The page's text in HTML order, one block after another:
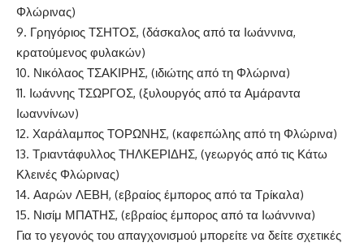
Φλώρινας)
9. Γρηγόριος ΤΣΗΤΟΣ, (δάσκαλος από τα Ιωάννινα,
κρατούμενος φυλακών)
10. Νικόλαος ΤΣΑΚΙΡΗΣ, (ιδιώτης από τη Φλώρινα)
11. Ιωάννης ΤΣΩΡΓΟΣ, (ξυλουργός από τα Αμάραντα
Ιωαννίνων)
12. Χαράλαμπος ΤΟΡΩΝΗΣ, (καφεπώλης από τη Φλώρινα)
13. Τριαντάφυλλος ΤΗΛΚΕΡΙΔΗΣ, (γεωργός από τις Κάτω
Κλεινές Φλώρινας)
14. Ααρών ΛΕΒΗ, (εβραίος έμπορος από τα Τρίκαλα)
15. Νισίμ ΜΠΑΤΗΣ, (εβραίος έμπορος από τα Ιωάννινα)
Για το γεγονός του απαγχονισμού μπορείτε να δείτε σχετικές